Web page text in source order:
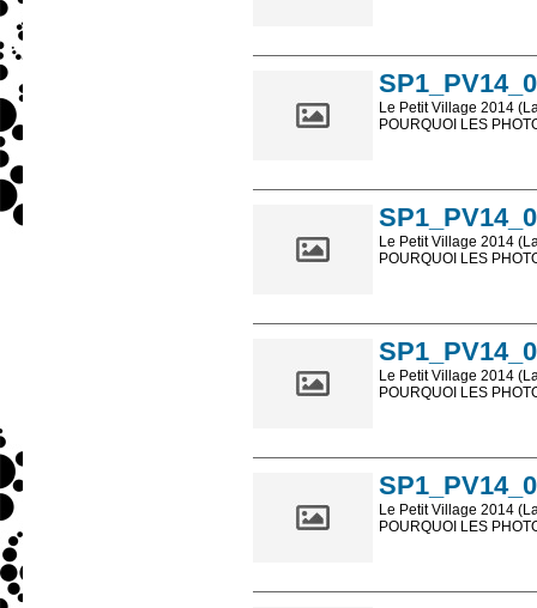
Le Petit Village 2014
POURQUOI LES
Le Petit Village 2014
POURQUOI LES
Le Petit Village 2014
POURQUOI LES
Le Petit Village 2014
POURQUOI LES